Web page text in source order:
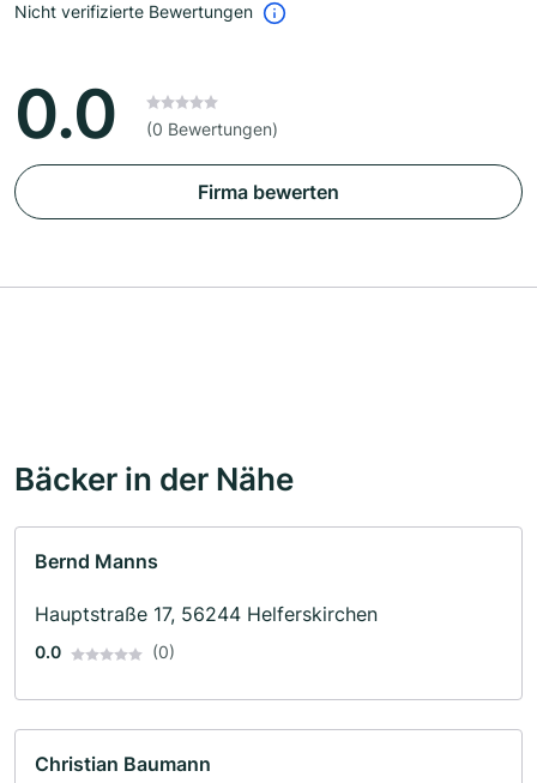
Nicht verifizierte Bewertungen
0.0 (0 Bewertungen)
Firma bewerten
Bäcker in der Nähe
Bernd Manns
Hauptstraße 17, 56244 Helferskirchen
0.0 (0)
Christian Baumann